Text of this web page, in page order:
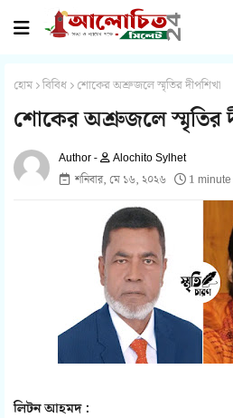
হোম বিবিধ শোকের অশ্রুজলে স্মৃতির দীপশিখা
শোকের অশ্রুজলে স্মৃতির
Alochito Sylhet
শনিবার, মে ১৬, ২০২৬
1
লিটন আহমদ :